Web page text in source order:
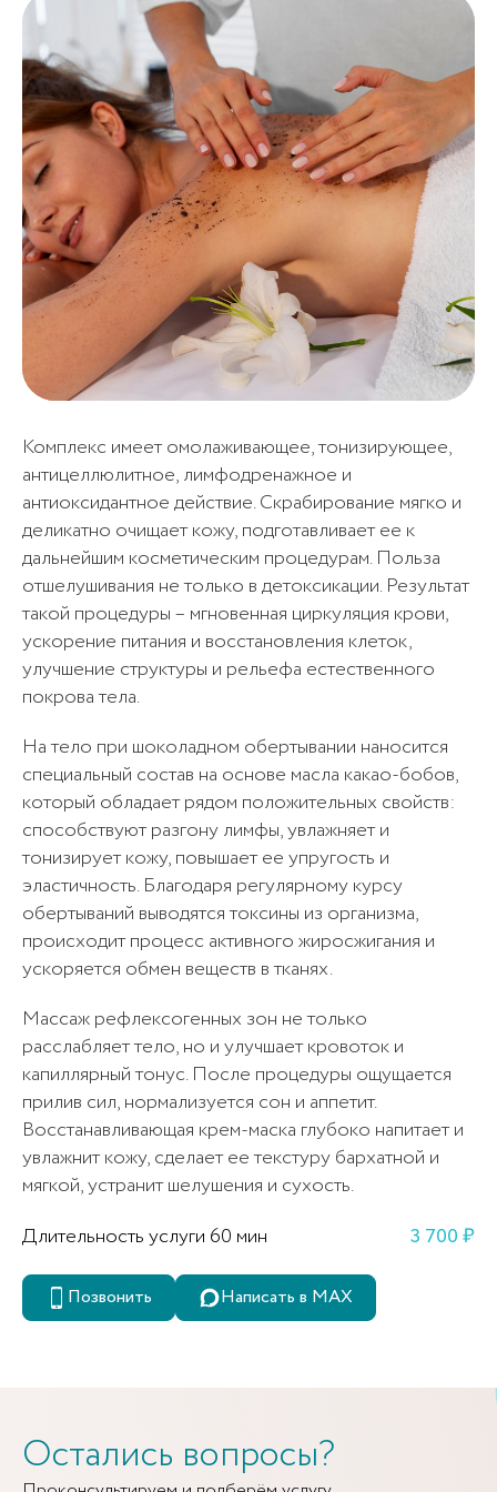
Комплекс имеет омолаживающее, тонизирующее,
антицеллюлитное, лимфодренажное и
антиоксидантное действие. Скрабирование мягко и
деликатно очищает кожу, подготавливает ее к
дальнейшим косметическим процедурам. Польза
отшелушивания не только в детоксикации. Результат
такой процедуры – мгновенная циркуляция крови,
ускорение питания и восстановления клеток,
улучшение структуры и рельефа естественного
покрова тела.
На тело при шоколадном обертывании наносится
специальный состав на основе масла какао-бобов,
который обладает рядом положительных свойств:
способствуют разгону лимфы, увлажняет и
тонизирует кожу, повышает ее упругость и
эластичность. Благодаря регулярному курсу
обертываний выводятся токсины из организма,
происходит процесс активного жиросжигания и
ускоряется обмен веществ в тканях.
Массаж рефлексогенных зон не только
расслабляет тело, но и улучшает кровоток и
капиллярный тонус. После процедуры ощущается
прилив сил, нормализуется сон и аппетит.
Восстанавливающая крем-маска глубоко напитает и
увлажнит кожу, сделает ее текстуру бархатной и
мягкой, устранит шелушения и сухость.
Длительность услуги 60 мин
3 700 ₽
Позвонить Написать в MAX
Остались вопросы?
Отправить
Отмечая, вы даете согласие
наобработку персональных данных
Криосауна (разовое посещение)1 100₽
Отправить
Отмечая, вы даете согласие
наобработку персональных данных
Отправить
Отмечая, вы даете согласие
наобработку персональных данных
10
посещений
Отправить
Отмечая, вы даете согласие
наобработку персональных данных
Отправить
Отмечая, вы даёте согласие
на обработку персональных данных